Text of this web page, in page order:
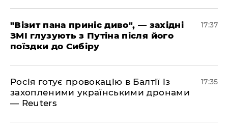
"Візит пана приніс диво", — західні
ЗМІ глузують з Путіна після його
поїздки до Сибіру
17:37
Росія готує провокацію в Балтії із
захопленими українськими дронами
— Reuters
17:35